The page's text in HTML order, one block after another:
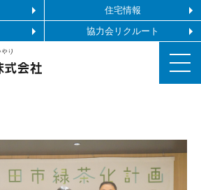
住宅情報
協力会リクルート